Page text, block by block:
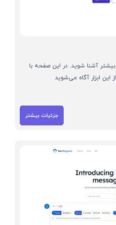
با هوش مصنوعی Auto Blogging بیشتر آشنا شوید. در این صفحه با
این ابزار آگاه می‌شوید
جزئیات بیشتر